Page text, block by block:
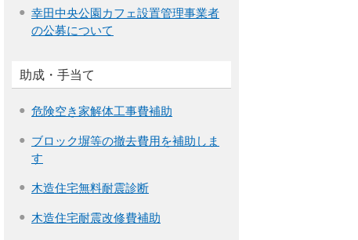
幸田中央公園カフェ設置管理事業者
の公募について
助成・手当て
危険空き家解体工事費補助
ブロック塀等の撤去費用を補助しま
す
木造住宅無料耐震診断
木造住宅耐震改修費補助